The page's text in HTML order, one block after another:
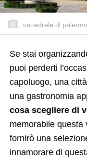
cattedrale di palermo
Se stai
puoi perderti
capoluogo, una
una gastronomia
cosa scegliere di
memorabile questa
fornirò una
innamorare di